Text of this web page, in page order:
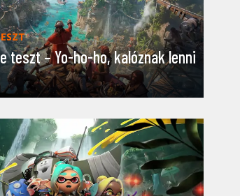
teszt – Yo-ho-ho, kalóznak lenni